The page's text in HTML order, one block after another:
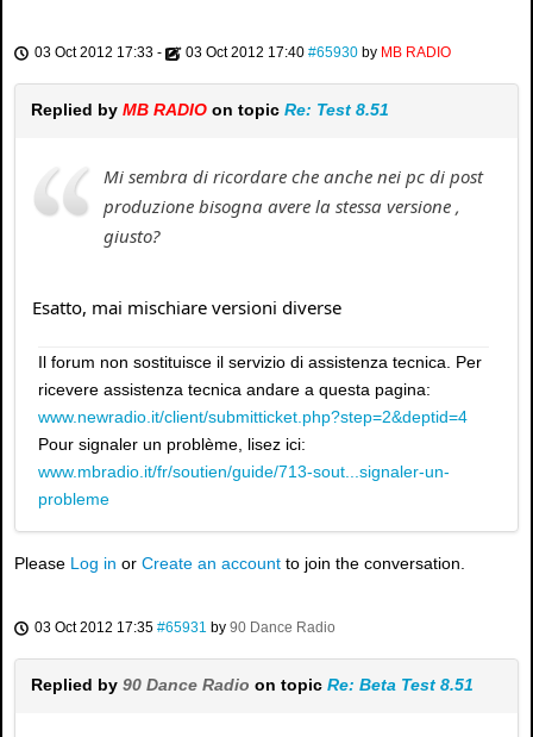
03 Oct 2012 17:33 - 03 Oct 2012 17:40 #65930 by MB RADIO
Replied by MB RADIO on topic Re: Test 8.51
Mi sembra di ricordare che anche nei pc di post
produzione bisogna avere la stessa versione ,
giusto?
Esatto, mai mischiare versioni diverse
Il forum non sostituisce il servizio di assistenza tecnica. Per
ricevere assistenza tecnica andare a questa pagina:
www.newradio.it/client/submitticket.php?step=2&deptid=4
Pour signaler un problème, lisez ici:
www.mbradio.it/fr/soutien/guide/713-sout...signaler-un-
probleme
Please Log in or Create an account to join the conversation.
03 Oct 2012 17:35 #65931 by 90 Dance Radio
Replied by 90 Dance Radio on topic Re: Beta Test 8.51